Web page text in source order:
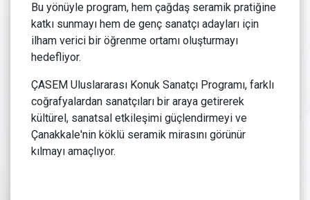
Bu yönüyle program, hem çağdaş seramik pratiğine
katkı sunmayı hem de genç sanatçı adayları için
ilham verici bir öğrenme ortamı oluşturmayı
hedefliyor.
ÇASEM Uluslararası Konuk Sanatçı Programı, farklı
coğrafyalardan sanatçıları bir araya getirerek
kültürel, sanatsal etkileşimi güçlendirmeyi ve
Çanakkale'nin köklü seramik mirasını görünür
kılmayı amaçlıyor.